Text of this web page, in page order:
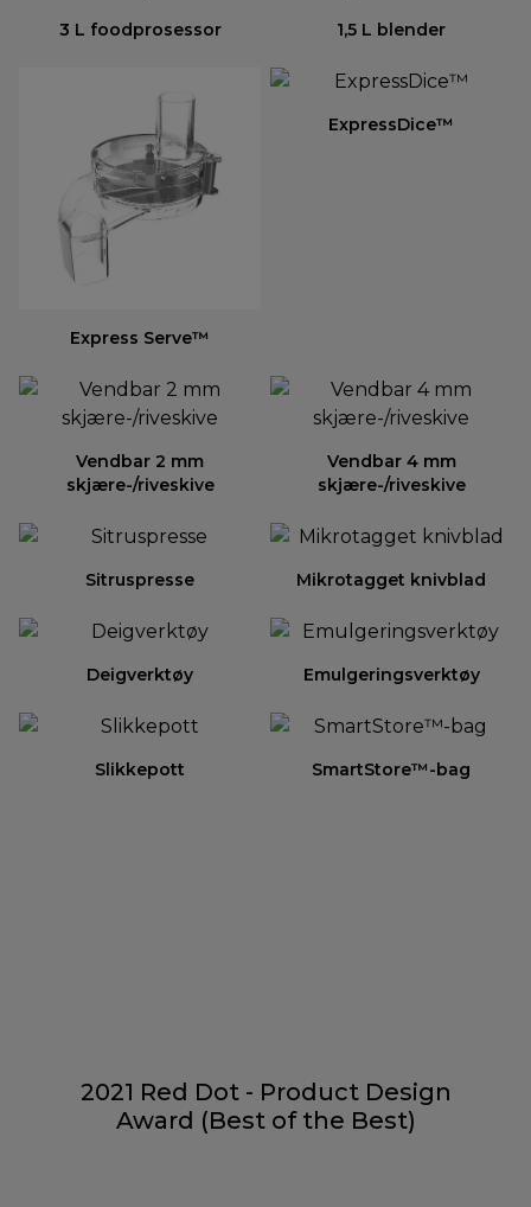
3 L foodprosessor 1,5 L blender
Express Serve™
ExpressDice™
Vendbar 2 mm
skjære-/riveskive
Vendbar 4 mm
skjære-/riveskive
Sitruspresse Mikrotagget knivblad
Deigverktøy Emulgeringsverktøy
Slikkepott SmartStore™-bag
2021 Red Dot - Product Design
Award (Best of the Best)